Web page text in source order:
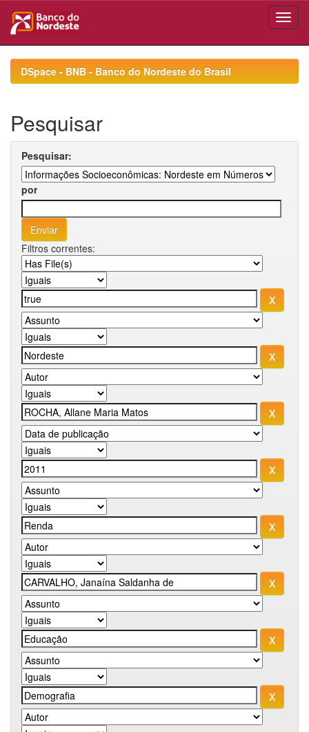
navigationDSpace - BNB - Banco do Nordeste do Brasil
Pesquisar
Pesquisar:
por
Filtros correntes: